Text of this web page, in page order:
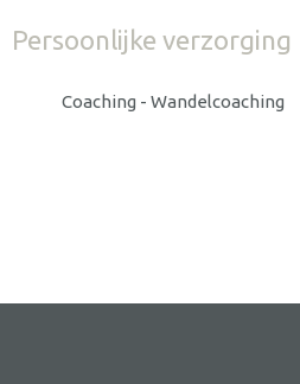
Persoonlijke verzorging
Coaching - Wandelcoaching